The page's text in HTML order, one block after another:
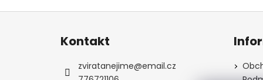
Z
Kontakt
zviratanejime@email.cz